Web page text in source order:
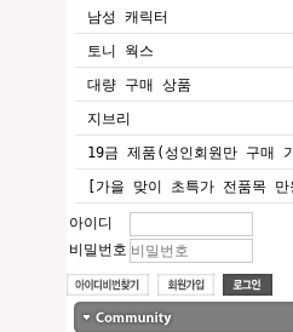
남성 캐릭터
토니 웍스
대량 구매 상품
지브리
19금 제품(성인회원만 구매
[가을 맞이 초특가 전품목 만
아이디
비밀번호